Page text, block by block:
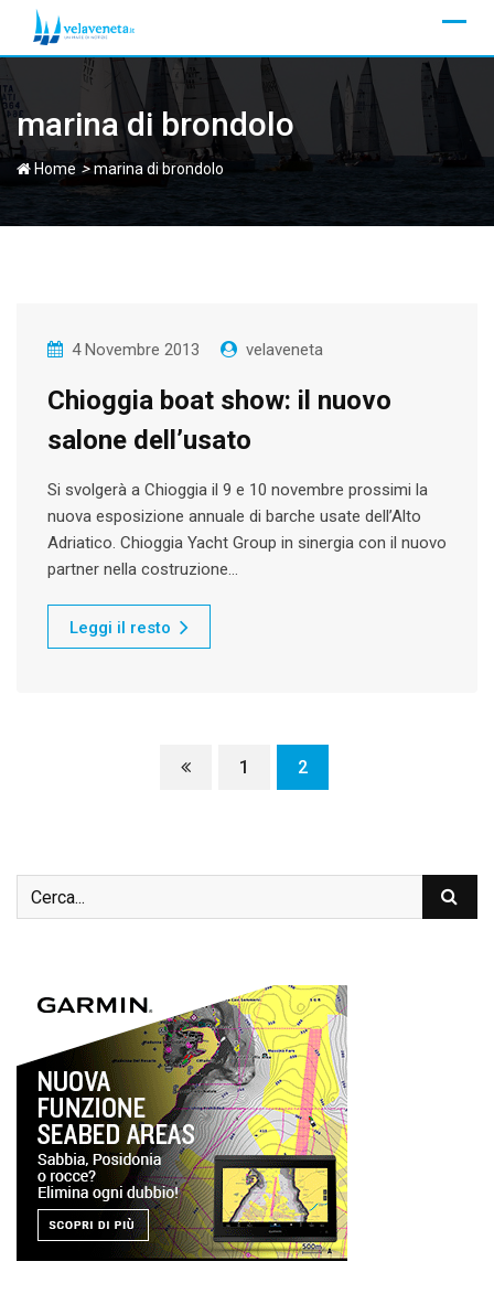
marina di brondolo
Home >marina di brondolo
4 Novembre 2013 velaveneta
Chioggia boat show: il nuovo
salone dell’usato
Si svolgerà a Chioggia il 9 e 10 novembre prossimi la
nuova esposizione annuale di barche usate dell’Alto
Adriatico. Chioggia Yacht Group in sinergia con il nuovo
partner nella costruzione…
Leggi il resto
1 2